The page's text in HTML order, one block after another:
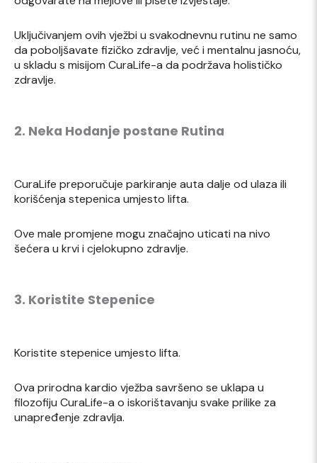
Uključivanjem ovih vježbi u svakodnevnu rutinu ne samo
da poboljšavate fizičko zdravlje, već i mentalnu jasnoću,
u skladu s misijom CuraLife-a da podržava holističko
zdravlje.
2. Neka Hodanje postane Rutina
CuraLife preporučuje parkiranje auta dalje od ulaza ili
korišćenja stepenica umjesto lifta.
Ove male promjene mogu značajno uticati na nivo
šećera u krvi i cjelokupno zdravlje.
3. Koristite Stepenice
Koristite stepenice umjesto lifta.
Ova prirodna kardio vježba savršeno se uklapa u
filozofiju CuraLife-a o iskorištavanju svake prilike za
unapređenje zdravlja.